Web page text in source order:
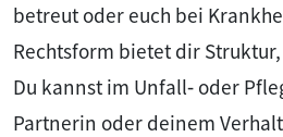
betreut oder euch bei
Rechtsform bietet dir
Du kannst im Unfall‑ oder
Partnerin oder deinem